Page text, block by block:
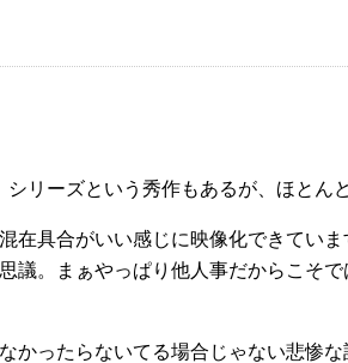
シリーズという秀作もあるが、ほとん
具合がいい感じに映像化できていま
議。まぁやっぱり他人事だからこそ
ったらないてる場合じゃない悲惨な